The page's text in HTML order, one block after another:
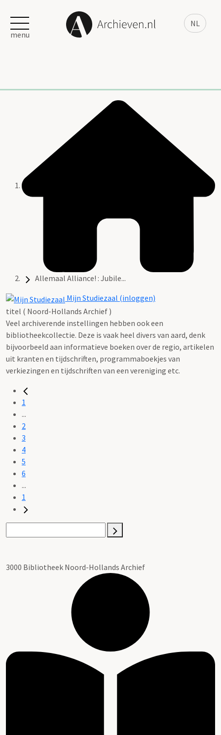
NL
menu
Allemaal Alliance! : Jubile...
Mijn Studiezaal (inloggen)
titel ( Noord-Hollands Archief )
Veel archiverende instellingen hebben ook een
bibliotheekcollectie. Deze is vaak heel divers van aard, denk
bijvoorbeeld aan informatieve boeken over de regio, artikelen
uit kranten en tijdschriften, programmaboekjes van
verkiezingen en tijdschriften van een vereniging etc.
1
...
2
3
4
5
6
...
1
3000 Bibliotheek Noord-Hollands Archief